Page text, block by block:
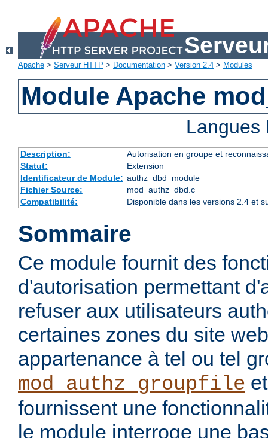
Apache > Serveur HTTP > Documentation > Version 2.4 > Modules
Module Apache
Description:
Autorisation en groupe et
Statut:
Extension
Identificateur de Module: authz_dbd_module
Fichier Source:
mod_authz_dbd.c
Compatibilité:
Disponible dans les versions 2.4 et
Sommaire
Ce module fournit des
d'autorisation permettant
refuser aux utilisateurs
certaines zones du site
appartenance à tel ou tel
mod_authz_groupfile
fournissent une
le module interroge une